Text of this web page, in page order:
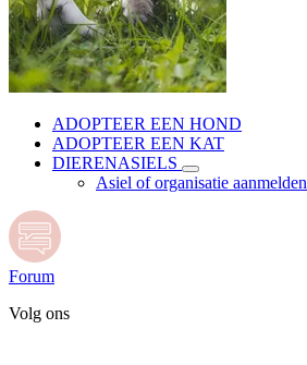
ADOPTEER EEN HOND
ADOPTEER EEN KAT
DIERENASIELS
Asiel of organisatie aanmelden
Forum
Volg ons